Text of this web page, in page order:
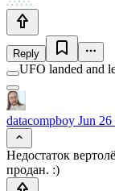
Reply
UFO landed and
datacompboy Jun 26
Недостаток
продан. :)